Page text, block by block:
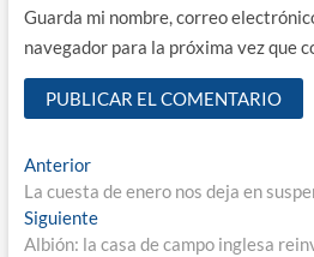
Guarda mi nombre, correo
navegador para la próxima vez que
Navegación
de
entradas
AnteriorEntrada
anterior:
La cuesta de enero nos deja en
SiguienteEntrada
siguiente:
Albión: la casa de campo inglesa